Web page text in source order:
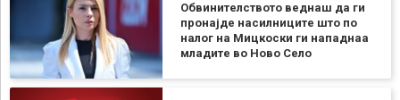
Обвинителството веднаш да ги
пронајде насилниците што по
налог на Мицкоски ги нападнаа
младите во Ново Село